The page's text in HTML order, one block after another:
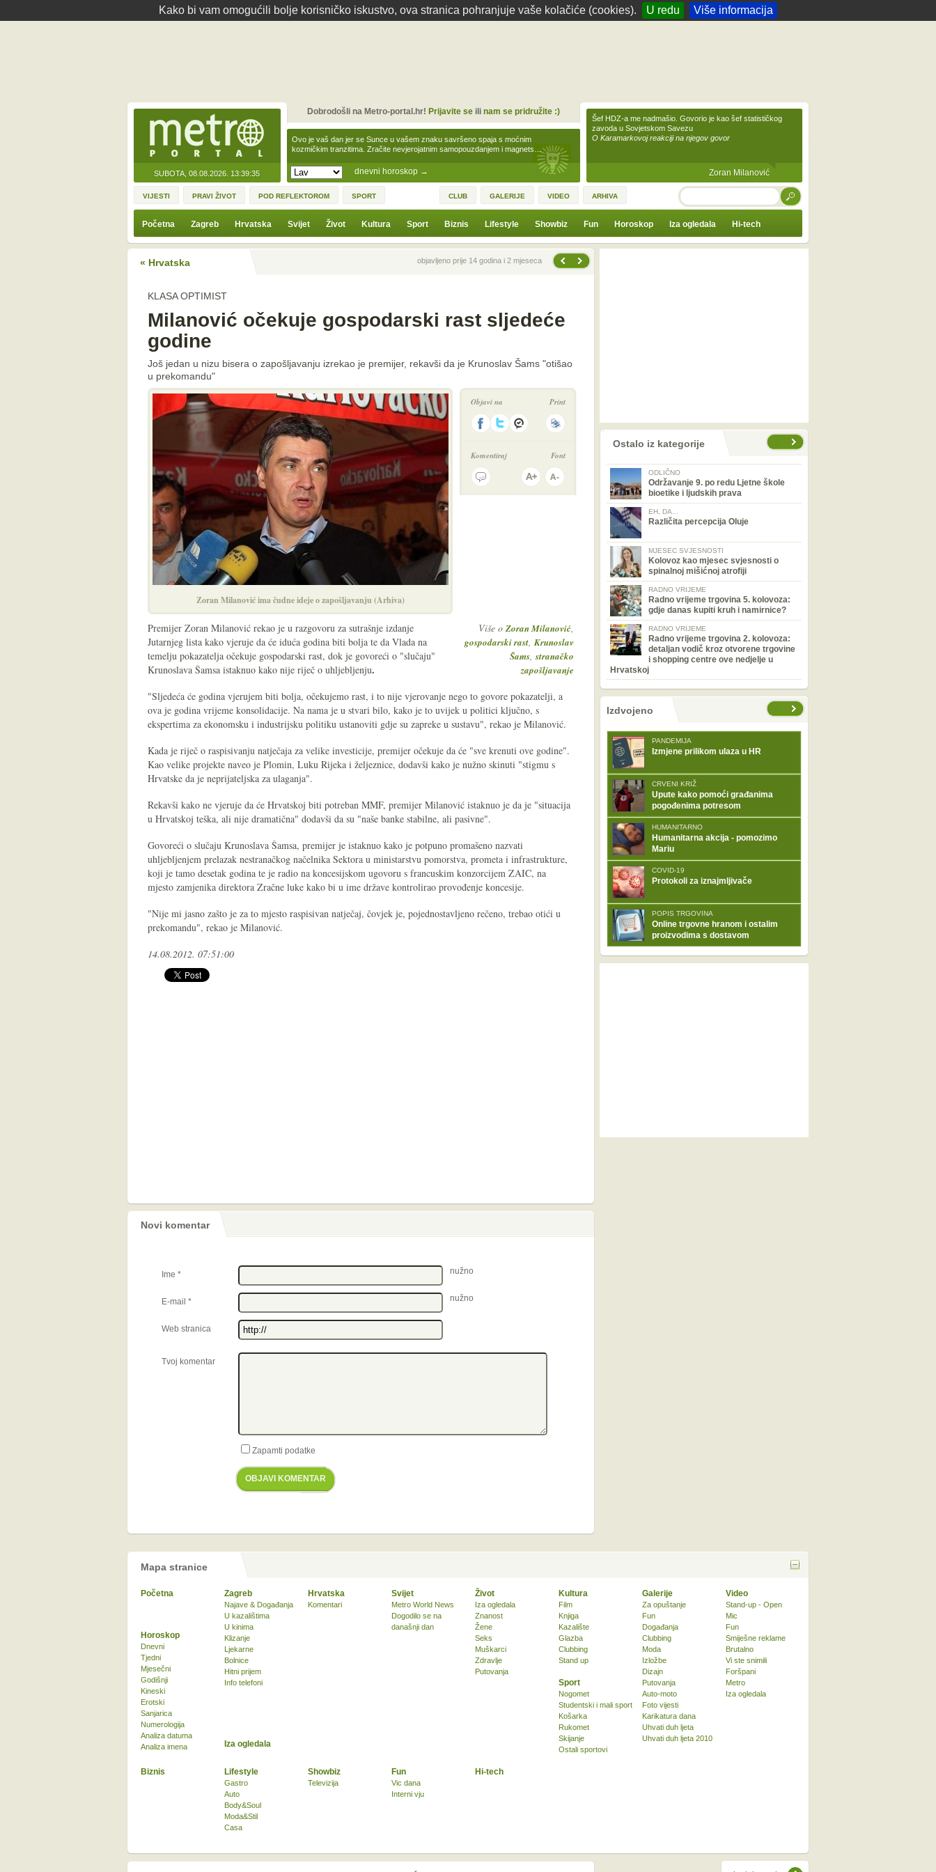
Kako bi vam omogućili bolje korisničko iskustvo, ova stranica pohranjuje vaše kolačiće (cookies). U redu Više informacija
SUBOTA, 08.08.2026. 13:39:35 dnevni horoskop →
Ovo je vaš dan jer se Sunce u vašem znaku savršeno spaja s moćnim
kozmičkim tranzitima. Zračite nevjerojatnim samopouzdanjem i magnets…
Dobrodošli na Metro-portal.hr! Prijavite seili nam se pridružite :)
Šef HDZ-a me nadmašio. Govorio je kao šef statističkog
zavoda u Sovjetskom Savezu
O Karamarkovoj reakciji na njegov govor
Zoran Milanović
VIJESTI PRAVI ŽIVOT POD REFLEKTOROM SPORT CLUB GALERIJE VIDEO ARHIVA TRAŽI
Početna Zagreb Hrvatska Svijet Život Kultura Sport Biznis Lifestyle Showbiz Fun Horoskop Iza ogledala Hi-tech
« Hrvatska Prethodna vijestobjavljeno prije 14 godina i 2 mjeseca
KLASA OPTIMIST
Milanović očekuje gospodarski rast sljedeće
godine
Još jedan u nizu bisera o zapošljavanju izrekao je premijer, rekavši da je Krunoslav Šams "otišao
u prekomandu"
Zoran Milanović ima čudne ideje o zapošljavanju (Arhiva)
Objavi na Print
Komentiraj Font
Više o Zoran Milanović,
gospodarski rast,Krunoslav
Šams,stranačko
zapošljavanje
Premijer Zoran Milanović rekao je u razgovoru za sutrašnje izdanje
Jutarnjeg lista kako vjeruje da će iduća godina biti bolja te da Vlada na
temelju pokazatelja očekuje gospodarski rast, dok je govoreći o "slučaju"
Krunoslava Šamsa istaknuo kako nije riječ o uhljebljenju.
"Sljedeća će godina vjerujem biti bolja, očekujemo rast, i to nije vjerovanje nego to govore pokazatelji, a
ova je godina vrijeme konsolidacije. Na nama je u stvari bilo, kako je to uvijek u politici ključno, s
ekspertima za ekonomsku i industrijsku politiku ustanoviti gdje su zapreke u sustavu", rekao je Milanović.
Kada je riječ o raspisivanju natječaja za velike investicije, premijer očekuje da će "sve krenuti ove godine".
Kao velike projekte naveo je Plomin, Luku Rijeka i željeznice, dodavši kako je nužno skinuti "stigmu s
Hrvatske da je neprijateljska za ulaganja".
Rekavši kako ne vjeruje da će Hrvatskoj biti potreban MMF, premijer Milanović istaknuo je da je "situacija
u Hrvatskoj teška, ali nije dramatična" dodavši da su "naše banke stabilne, ali pasivne".
Govoreći o slučaju Krunoslava Šamsa, premijer je istaknuo kako je potpuno promašeno nazvati
uhljebljenjem prelazak nestranačkog načelnika Sektora u ministarstvu pomorstva, prometa i infrastrukture,
koji je tamo desetak godina te je radio na koncesijskom ugovoru s francuskim konzorcijem ZAIC, na
mjesto zamjenika direktora Zračne luke kako bi u ime države kontrolirao provođenje koncesije.
"Nije mi jasno zašto je za to mjesto raspisivan natječaj, čovjek je, pojednostavljeno rečeno, trebao otići u
prekomandu", rekao je Milanović.
14.08.2012. 07:51:00
Novi komentar
Ime * nužno
E-mail * nužno
Web stranica
Tvoj komentar
Zapamti podatke
OBJAVI KOMENTAR
Ostalo iz kategorije
ODLIČNO
Održavanje 9. po redu Ljetne škole
bioetike i ljudskih prava
EH, DA...
Različita percepcija Oluje
MJESEC SVJESNOSTI
Kolovoz kao mjesec svjesnosti o
spinalnoj mišićnoj atrofiji
RADNO VRIJEME
Radno vrijeme trgovina 5. kolovoza:
gdje danas kupiti kruh i namirnice?
RADNO VRIJEME
Radno vrijeme trgovina 2. kolovoza:
detaljan vodič kroz otvorene trgovine
i shopping centre ove nedjelje u
Hrvatskoj
nema prethodne stranice
sljedećeIzdvojeno
PANDEMIJA
Izmjene prilikom ulaza u HR
CRVENI KRIŽ
Upute kako pomoći građanima
pogođenima potresom
HUMANITARNO
Humanitarna akcija - pomozimo
Mariu
COVID-19
Protokoli za iznajmljivače
POPIS TRGOVINA
Online trgovne hranom i ostalim
proizvodima s dostavom
Mapa stranice
Početna Zagreb
Najave & Događanja
U kazalištima
U kinima
Klizanje
Ljekarne
Bolnice
Hitni prijem
Info telefoni
Hrvatska
Komentari
Svijet
Metro World News
Dogodilo se na
današnji dan
Život
Iza ogledala
Znanost
Žene
Seks
Muškarci
Zdravlje
Putovanja
Kultura
Film
Knjiga
Kazalište
Glazba
Clubbing
Stand up
Sport
Nogomet
Studentski i mali sport
Košarka
Rukomet
Skijanje
Ostali sportovi
Biznis Lifestyle
Gastro
Auto
Body&Soul
Moda&Stil
Casa
Showbiz
Televizija
Fun
Vic dana
Interni vju
Horoskop
Dnevni
Tjedni
Mjesečni
Godišnji
Kineski
Erotski
Sanjarica
Numerologija
Analiza datuma
Analiza imena
Iza ogledala
Hi-tech
Galerije
Za opuštanje
Fun
Događanja
Clubbing
Moda
Izložbe
Dizajn
Putovanja
Auto-moto
Foto vijesti
Karikatura dana
Uhvati duh ljeta
Uhvati duh ljeta 2010
Video
Stand-up - Open
Mic
Fun
Smiješne reklame
Brutalno
Vi ste snimili
Foršpani
Metro
Iza ogledala